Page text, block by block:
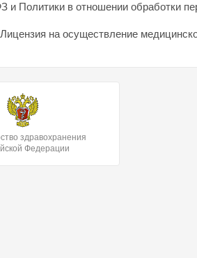
и Политики в отношении обработки
Лицензия на осуществление
здравохранения
Федерации